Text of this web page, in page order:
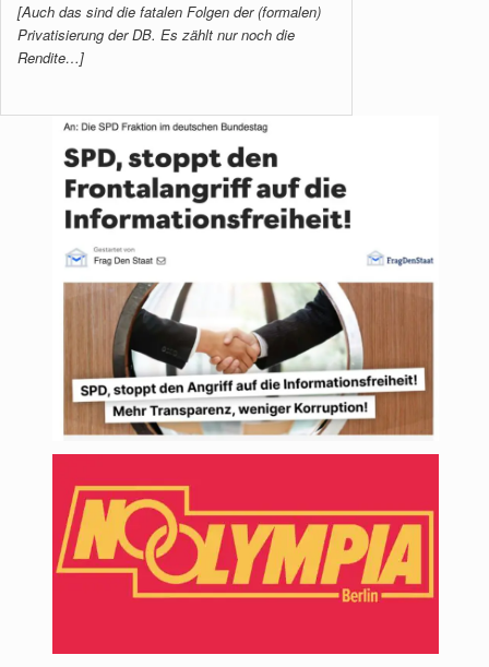
[Auch das sind die fatalen Folgen der (formalen)
Privatisierung der DB. Es zählt nur noch die
Rendite…]